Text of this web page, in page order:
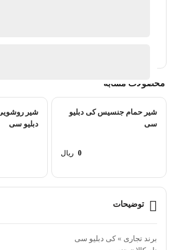
محصولات مشابه
شیر حمام جنسیس کی دبلیو
سی
0 ریال
شیر
دبلیو سی
توضیحات
برند تجاری » کی دبلیو سی